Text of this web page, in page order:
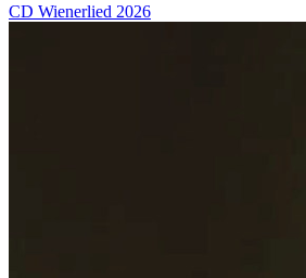
CD Wienerlied 2026